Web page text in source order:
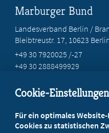
Marburger Bund
Landesverband Berlin /
Bleibtreustr. 17, 10623
+49 30 7920025 /-27
+49 30 2888499929
Ihr Landesverband berät
Cookie-Einstellungen
Für ein optimales
Cookies zu statistischen